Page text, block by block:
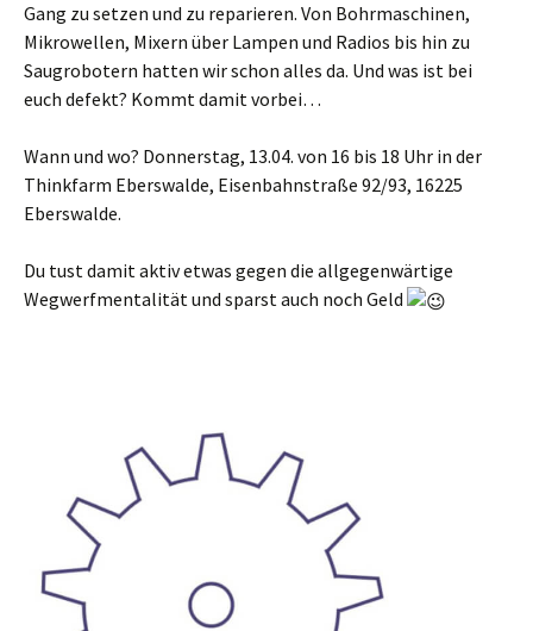
Gang zu setzen und zu reparieren. Von Bohrmaschinen,
Mikrowellen, Mixern über Lampen und Radios bis hin zu
Saugrobotern hatten wir schon alles da. Und was ist bei
euch defekt? Kommt damit vorbei…
Wann und wo? Donnerstag, 13.04. von 16 bis 18 Uhr in der
Thinkfarm Eberswalde, Eisenbahnstraße 92/93, 16225
Eberswalde.
Du tust damit aktiv etwas gegen die allgegenwärtige
Wegwerfmentalität und sparst auch noch Geld